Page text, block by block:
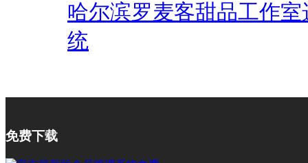
哈尔滨罗麦客甜品工作
统
免费下载